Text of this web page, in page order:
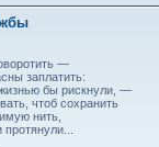
—
заплатить:
бы рискнули, —
чтоб сохранить
нить,